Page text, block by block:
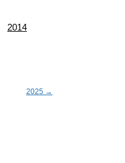
2014
2025 →